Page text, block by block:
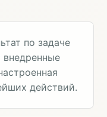
по задаче
внедренные
действий.